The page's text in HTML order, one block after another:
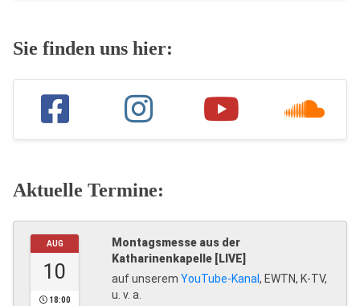
Sie finden uns hier:
Aktuelle Termine:
AUG
10
18:00
Montagsmesse aus der
Katharinenkapelle [LIVE]
auf unserem YouTube-Kanal, EWTN, K-TV,
u. v. a.